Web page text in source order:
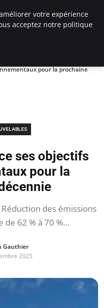
pour la prochaine
ses objectifs
pour la
des émissions
de 62 % à 70 %…
Gauthier
2025
votre expérience
acceptez notre politique